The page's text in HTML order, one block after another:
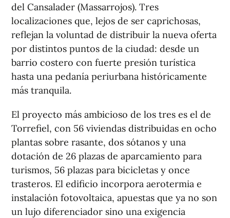
del Cansalader (Massarrojos). Tres
localizaciones que, lejos de ser caprichosas,
reflejan la voluntad de distribuir la nueva oferta
por distintos puntos de la ciudad: desde un
barrio costero con fuerte presión turística
hasta una pedanía periurbana históricamente
más tranquila.
El proyecto más ambicioso de los tres es el de
Torrefiel, con 56 viviendas distribuidas en ocho
plantas sobre rasante, dos sótanos y una
dotación de 26 plazas de aparcamiento para
turismos, 56 plazas para bicicletas y once
trasteros. El edificio incorpora aerotermia e
instalación fotovoltaica, apuestas que ya no son
un lujo diferenciador sino una exigencia